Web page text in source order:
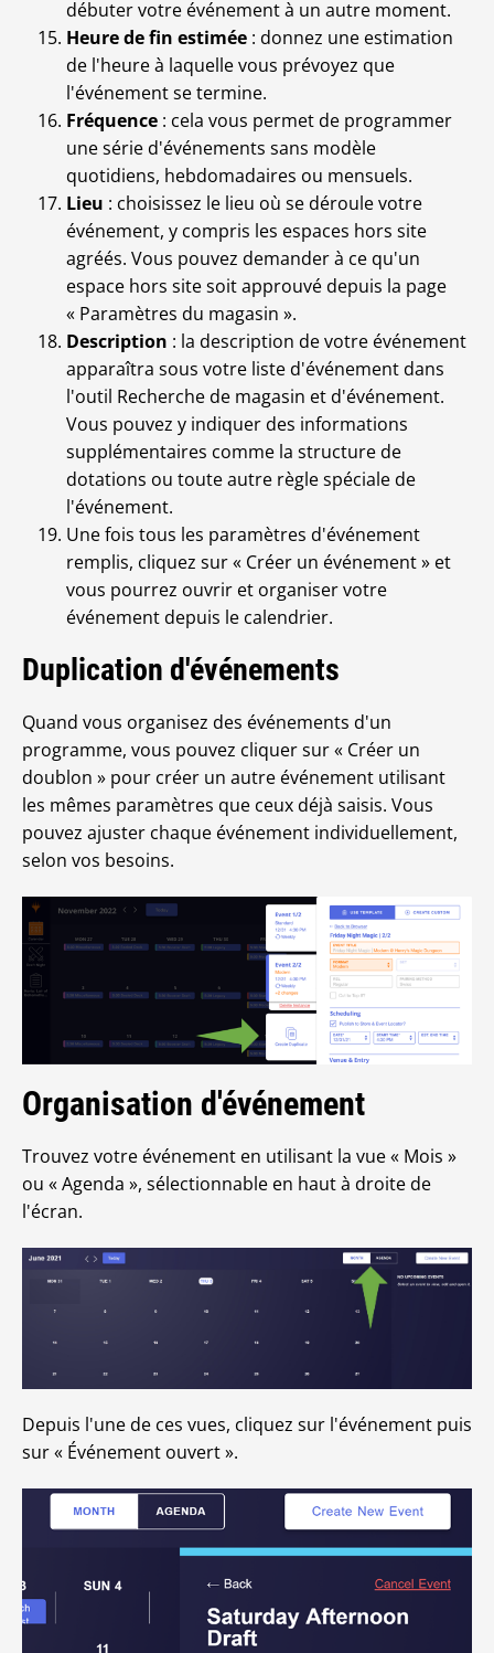
débuter votre événement à un autre moment.
Heure de fin estimée : donnez une estimation
de l'heure à laquelle vous prévoyez que
l'événement se termine.
Fréquence : cela vous permet de programmer
une série d'événements sans modèle
quotidiens, hebdomadaires ou mensuels.
Lieu : choisissez le lieu où se déroule votre
événement, y compris les espaces hors site
agréés. Vous pouvez demander à ce qu'un
espace hors site soit approuvé depuis la page
« Paramètres du magasin ».
Description : la description de votre événement
apparaîtra sous votre liste d'événement dans
l'outil Recherche de magasin et d'événement.
Vous pouvez y indiquer des informations
supplémentaires comme la structure de
dotations ou toute autre règle spéciale de
l'événement.
Une fois tous les paramètres d'événement
remplis, cliquez sur « Créer un événement » et
vous pourrez ouvrir et organiser votre
événement depuis le calendrier.
Duplication d'événements
Quand vous organisez des événements d'un
programme, vous pouvez cliquer sur « Créer un
doublon » pour créer un autre événement utilisant
les mêmes paramètres que ceux déjà saisis. Vous
pouvez ajuster chaque événement individuellement,
selon vos besoins.
Organisation d'événement
Trouvez votre événement en utilisant la vue « Mois »
ou « Agenda », sélectionnable en haut à droite de
l'écran.
Depuis l'une de ces vues, cliquez sur l'événement puis
sur « Événement ouvert ».